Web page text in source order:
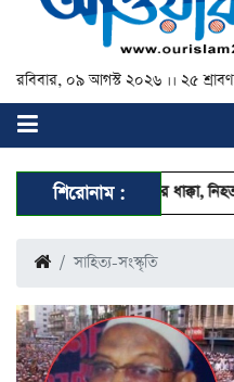
রবিবার, ০৯ আগস্ট ২০২৬ ।। ২৫
শিরোনাম :
ট্রাকের ধাক্কা, নিহত ২
সাহিত্য-সংস্কৃতি